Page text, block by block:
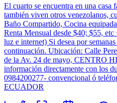
El cuarto se encuentra en una casa
también viven otros venezolanos,
Baño Compartido, Cocina
Renta Mensual desde $40; $55,
luz e internet) Si desea por
continuación. Ubicación: Calle
de la Av. 24 de mayo, CENTRO
información directamente con los
0984200277- convencional ó
ECUADOR